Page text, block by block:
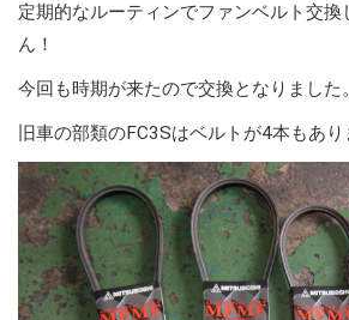
定期的なルーティンでファンベルト交換
ん！
今回も時期が来たので交換となりました。
旧車の部類のFC3Sはベルトが4本もあり